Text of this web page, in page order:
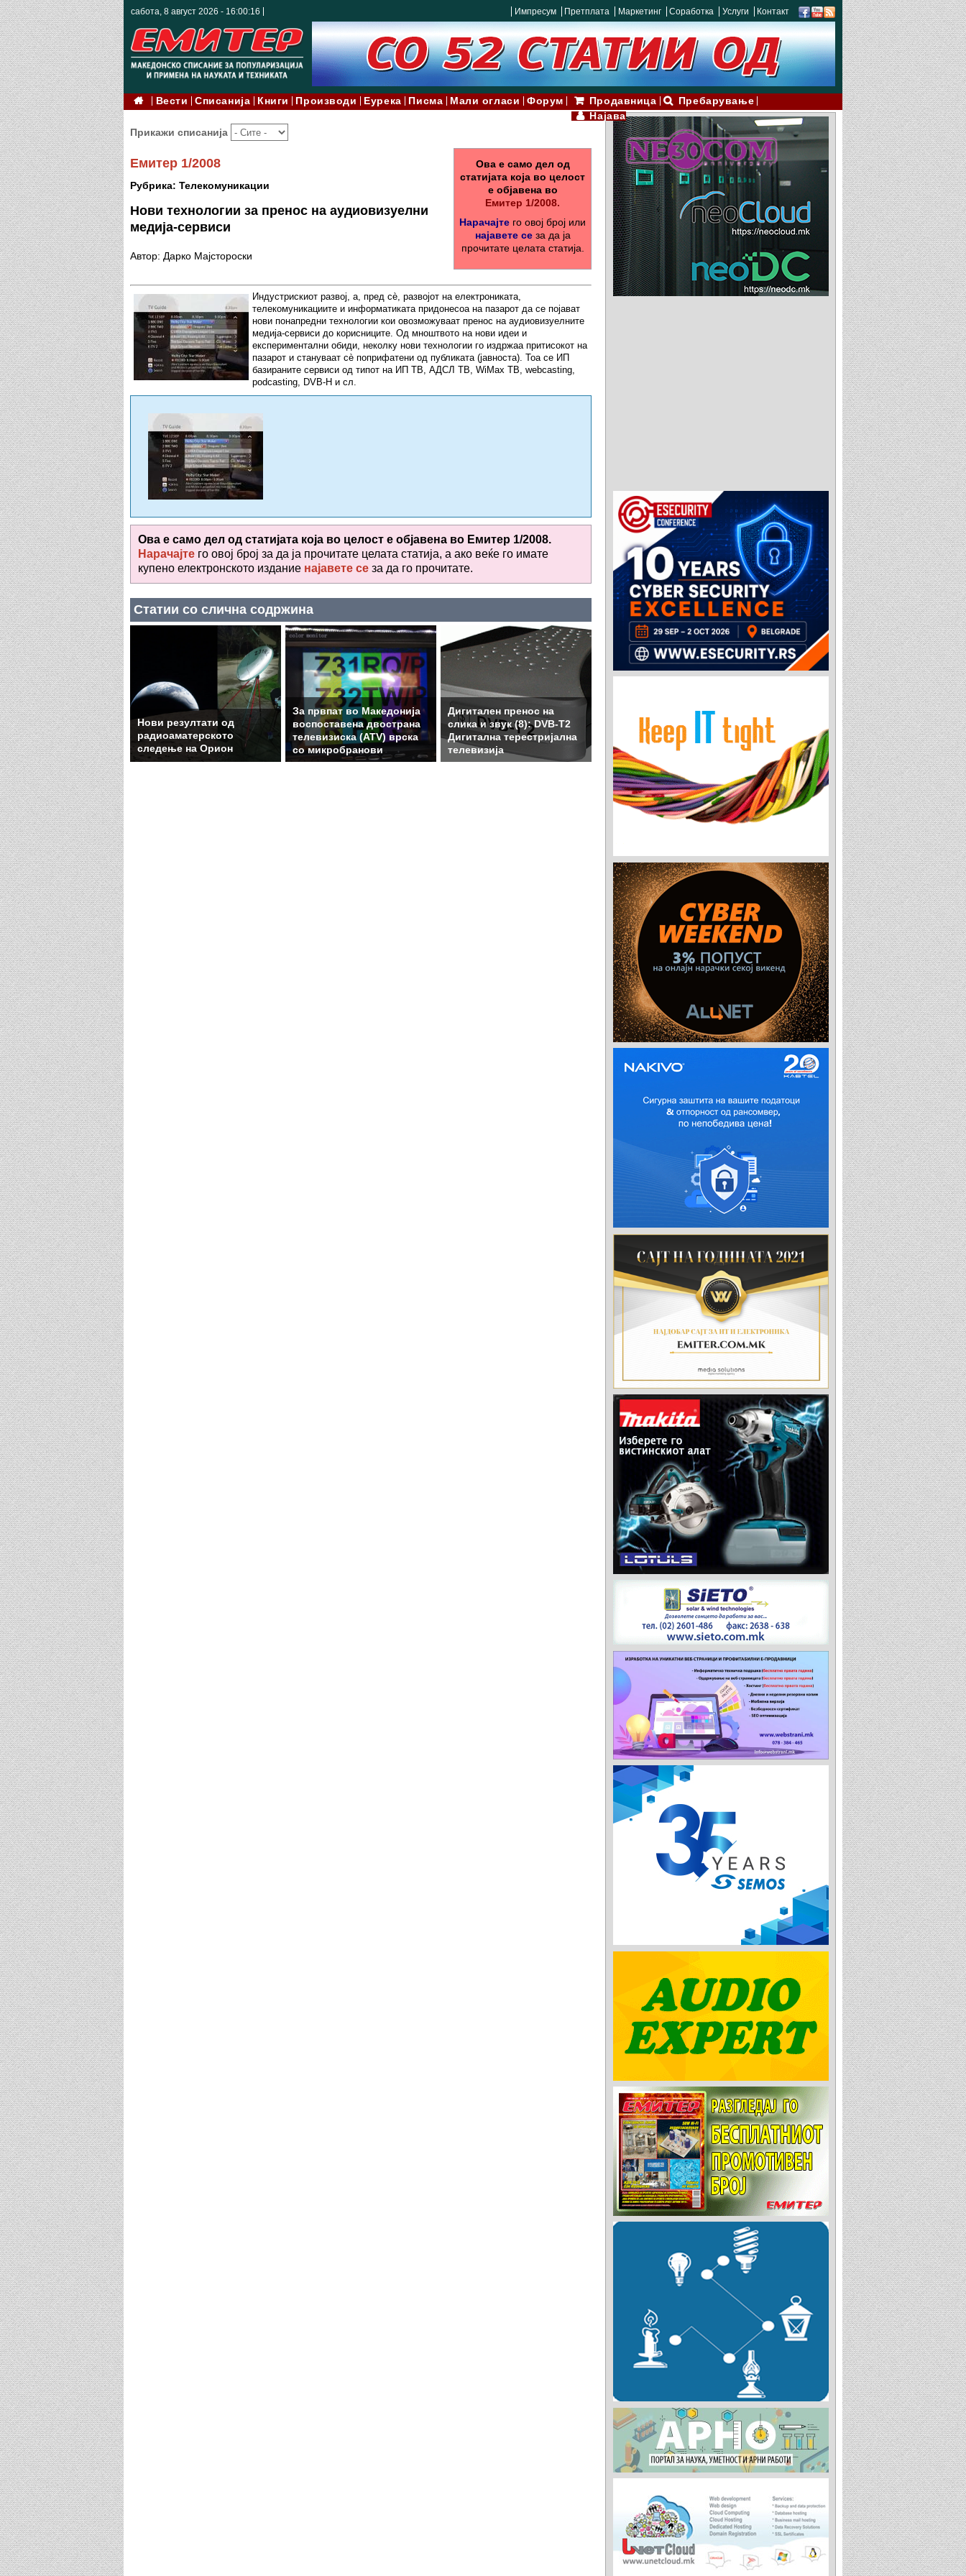
сабота, 8 август 2026 - 16:00:17 Импресум Претплата Маркетинг Соработка Услуги Контакт
Вести Списанија Книги Производи Еурека Писма Мали огласи Форум Продавница
Пребарување
Најава
Прикажи списанија
Емитер 1/2008
Рубрика: Телекомуникации
Нови технологии за пренос на аудиовизуелни
медија-сервиси
Автор: Дарко Мајстороски
Ова е само дел од
статијата која во целост
е објавена во
Емитер 1/2008.
Нарачајте го овој број или
најавете сеза да ја
прочитате целата статија.
Индустрискиот развој, а, пред сè, развојот на електрониката,
телекомуникациите и информатиката придонесоа на пазарот да се појават
нови понапредни технологии кои овозможуваат пренос на аудиовизуелните
медија-сервиси до корисниците. Од мноштвото на нови идеи и
експериментални обиди, неколку нови технологии го издржаа притисокот на
пазарот и стануваат сè поприфатени од публиката (јавноста). Тоа се ИП
базираните сервиси од типот на ИП ТВ, АДСЛ ТВ, WiMax ТВ, webcasting,
podcasting, DVB-H и сл.
Ова е само дел од статијата која во целост е објавена во Емитер 1/2008.
Нарачајте го овој број за да ја прочитате целата статија, а ако веќе го имате
купено електронското издание најавете се за да го прочитате.
Статии со слична содржина
Нови резултати од
радиоаматерското
следење на Орион
За првпат во Македонија
воспоставена двострана
телевизиска (ATV) врска
со микробранови
Дигитален пренос на
слика и звук (8): DVB-T2
Дигитална терестријална
телевизија